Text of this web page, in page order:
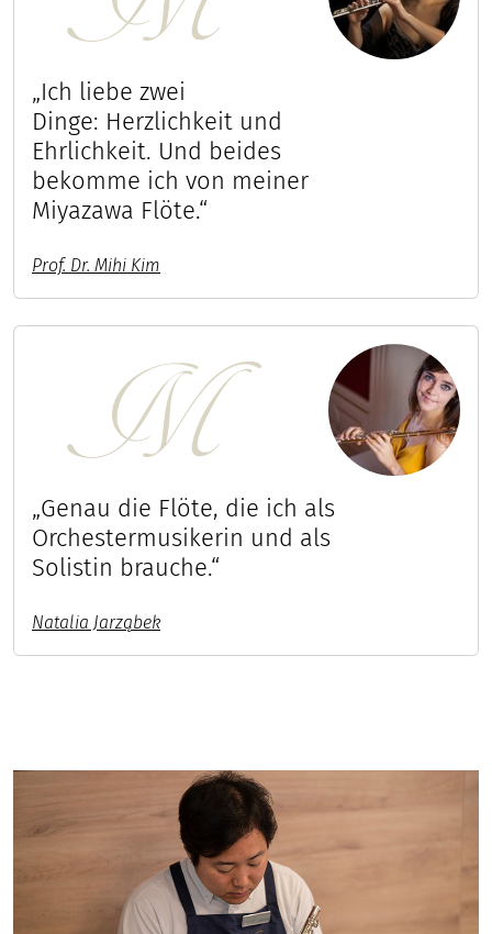
„Ich liebe zwei
Dinge: Herzlichkeit und
Ehrlichkeit. Und beides
bekomme ich von meiner
Miyazawa Flöte.“
Prof. Dr. Mihi Kim
„Genau die Flöte, die ich als
Orchestermusikerin und als
Solistin brauche.“
Natalia Jarząbek